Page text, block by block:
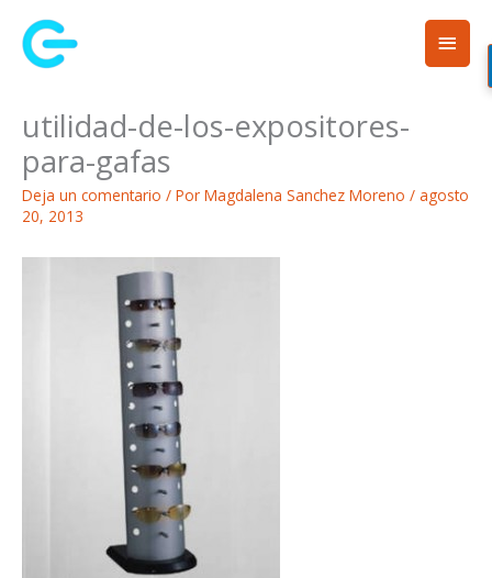
contenido
utilidad-de-los-expositores-
para-gafas
Deja un comentario / Por Magdalena Sanchez Moreno / agosto
20, 2013